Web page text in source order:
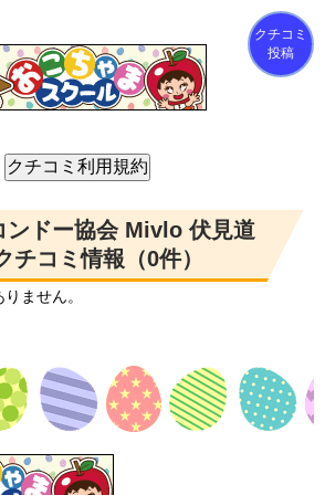
クチコミ
投稿
ンドー協会 Mivlo 伏見道
チコミ情報（0件）
ません。